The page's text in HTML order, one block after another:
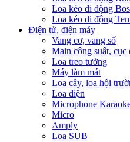
Loa kéo di động
Loa kéo di động
Điện tử, điện máy
Vang cơ, vang số
Main công suất, cục
Loa treo tường
Máy làm mát
Loa cây, loa hội
Loa điện
Microphone
Micro
Amply
Loa SUB